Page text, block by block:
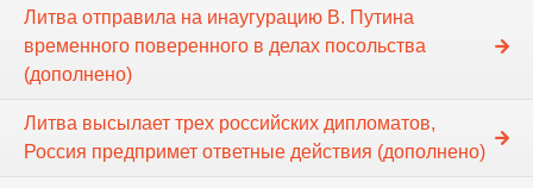
Литва отправила на инаугурацию В. Путина
временного поверенного в делах посольства
(дополнено)
Литва высылает трех российских дипломатов,
Россия предпримет ответные действия (дополнено)